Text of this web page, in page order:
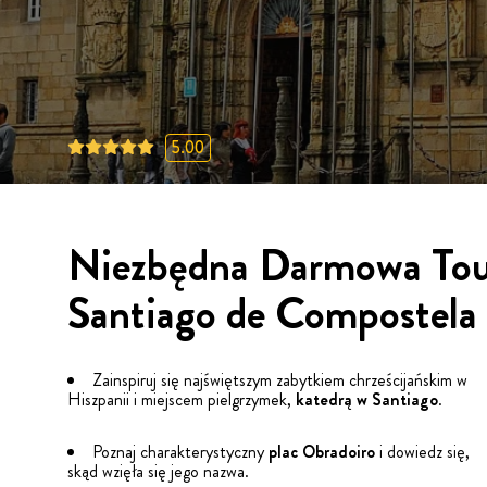
5.00
Niezbędna Darmowa
Santiago de Compostela
Zainspiruj się najświętszym zabytkiem chrześcijańskim w
Hiszpanii i miejscem pielgrzymek, katedrą w Santiago.
Poznaj charakterystycznyplac Obradoiroi dowiedz się,
skąd wzięła się jego nazwa.